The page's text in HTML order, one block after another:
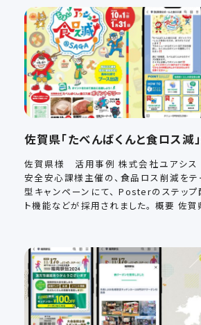
佐賀県「たべんばくんと食ロス減
佐賀県様 活用事例 株式会社ユアシス
安全安心課様主催の、食品ロス削減を
型キャンペーンにて、 Posterのステッ
ト機能などが採用されました。 概要 佐